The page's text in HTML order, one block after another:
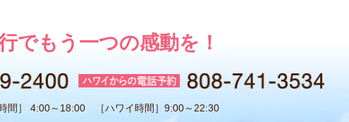
でもう一つの感動を！
間］ 4:00～18:00 ［ハワイ時間］9:00～22:30